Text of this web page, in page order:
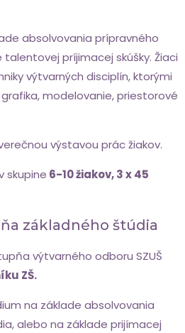
absolvovania prípravného
príjimacej skúšky. Žiaci
výtvarných disciplín, ktorými
modelovanie, priestorové
výstavou prác žiakov.
skupine 6-10 žiakov, 3 x 45
základného štúdia
výtvarného odboru SZUŠ
ZŠ.
na základe absolvovania
alebo na základe prijímacej